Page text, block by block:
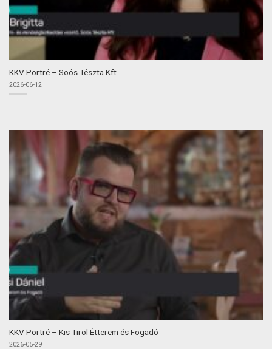
KKV Portré – Soós Tészta Kft.
2026-06-12
KKV Portré – Kis Tirol Étterem és Fogadó
2026-05-29